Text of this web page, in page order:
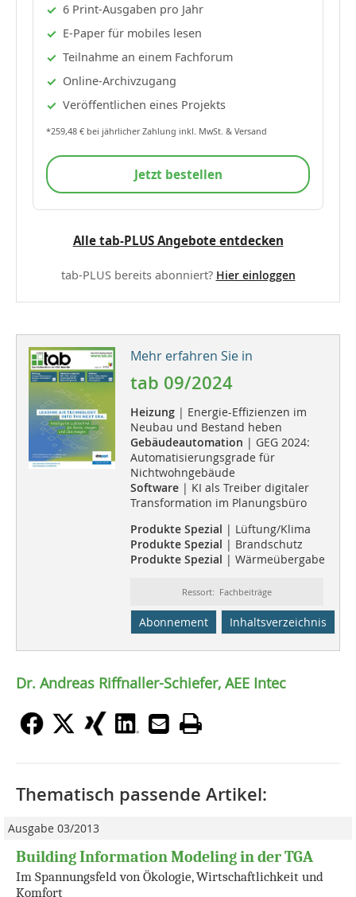
6 Print-Ausgaben pro Jahr
E-Paper für mobiles lesen
Teilnahme an einem Fachforum
Online-Archivzugang
Veröffentlichen eines Projekts
*259,48 € bei jährlicher Zahlung inkl. MwSt. & Versand
Jetzt bestellen
Alle tab-PLUS Angebote entdecken
tab-PLUS bereits abonniert? Hier einloggen
Mehr erfahren Sie in
tab 09/2024
Heizung | Energie-Effizienzen im
Neubau und Bestand heben
Gebäudeautomation | GEG 2024:
Automatisierungsgrade für
Nichtwohngebäude
Software| KI als Treiber digitaler
Transformation im Planungsbüro
Produkte Spezial | Lüftung/Klima
Produkte Spezial | Brandschutz
Produkte Spezial | Wärmeübergabe
Ressort: Fachbeiträge
Abonnement Inhaltsverzeichnis
Dr. Andreas Riffnaller-Schiefer, AEE Intec
Thematisch passende Artikel:
Ausgabe 03/2013
Building Information Modeling in der TGA
Im Spannungsfeld von Ökologie, Wirtschaftlichkeit und
Komfort